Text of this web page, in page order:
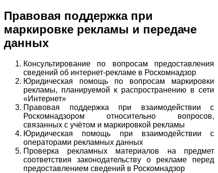
Правовая поддержка при
маркировке рекламы и передаче
данных
Консультирование по вопросам предоставления
сведений об интернет-рекламе в Роскомнадзор
Юридическая помощь по вопросам маркировки
рекламы, планируемой к распространению в сети
«Интернет»
Правовая поддержка при взаимодействии с
Роскомнадзором относительно вопросов,
связанных с учётом и маркировкой рекламы
Юридическая помощь при взаимодействии с
операторами рекламных данных
Проверка рекламных материалов на предмет
соответствия законодательству о рекламе перед
предоставлением сведений в Роскомнадзор